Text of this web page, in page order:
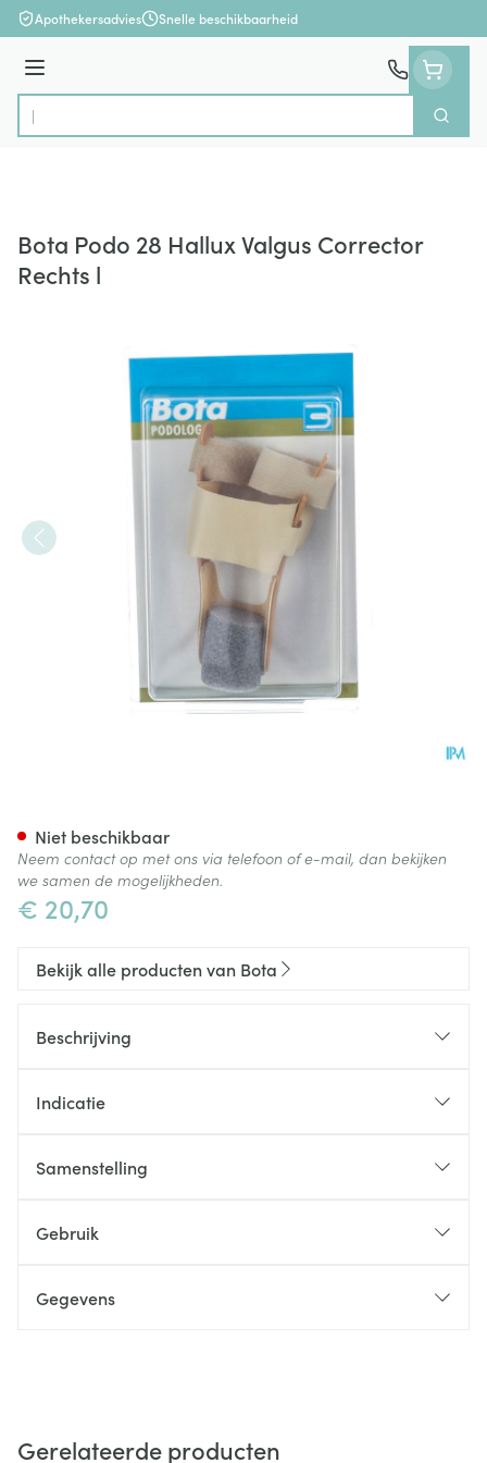
Ga naar de inhoud
Apothekersadvies Snelle beschikbaarheid
Menu
Product, merk, categorie...
Zoek
Bota Podo 28 Hallux Valgus Corrector
Rechts l
€ 20,70
Niet beschikbaar
Neem contact op met ons via telefoon of e-mail, dan bekijken
we samen de mogelijkheden.
Bekijk alle producten van Bota
Beschrijving
Indicatie
Samenstelling
Gebruik
Gegevens
Gerelateerde producten